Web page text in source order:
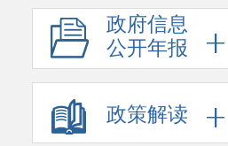
政府信息
公开年报
政策解读